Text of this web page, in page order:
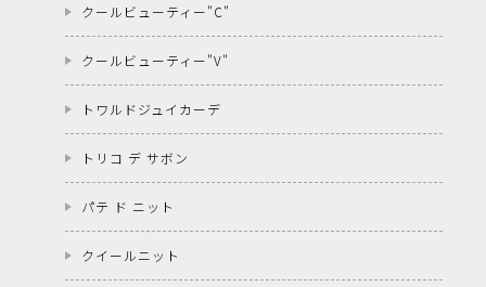
クールビューティー"C"
クールビューティー"V"
トワルドジュイカーデ
トリコ デ サボン
パテ ド ニット
クイールニット